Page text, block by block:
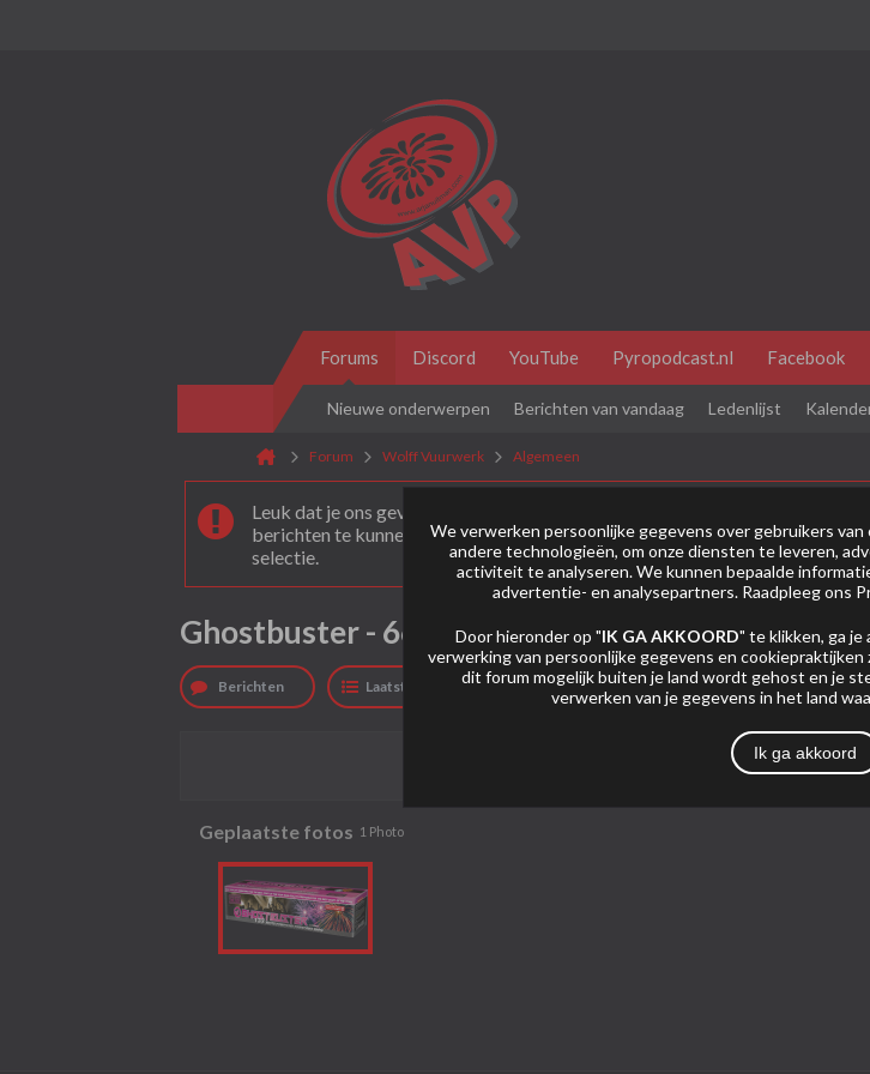
Forums Discord YouTube Pyropodcast.nl Facebook
Nieuwe onderwerpen Berichten van vandaag Ledenlijst
Forum Wolff Vuurwerk Algemeen
Leuk dat je ons gevonden hebt! Als dit je eerste bezoek is bekijk dan eerst
berichten te kunnen plaatsen moet je je eerstregisteren . Om berichten te
selectie.
Ghostbuster - 6617
Berichten Laatste activiteit Foto's
Geplaatste fotos 1 Photo
We verwerken persoonlijke gegevens over gebruikers
andere technologieën, om onze diensten te leveren,
activiteit te analyseren. We kunnen bepaalde
advertentie- en analysepartners. Raadpleeg ons
Door hieronder op "IK GA AKKOORD" te klikken, ga je
verwerking van persoonlijke gegevens en
dit forum mogelijk buiten je land wordt gehost en je
verwerken van je gegevens in het land
Ik ga akkoord